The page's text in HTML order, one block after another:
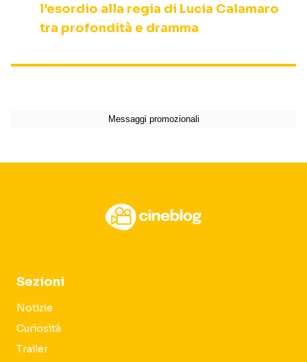
l’esordio alla regia di Lucia Calamaro
tra profondità e dramma
Sezioni
Notizie
Curiosità
Trailer